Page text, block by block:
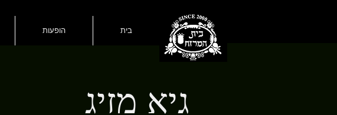
הופעות בית
גיא מזיג